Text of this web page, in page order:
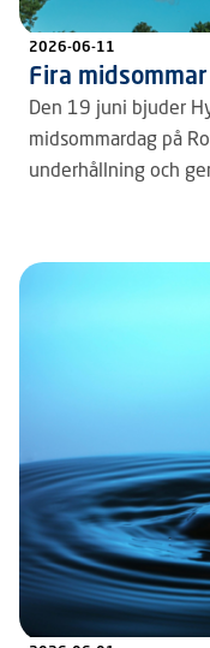
2026-06-11
Fira
Den 19 juni bjuder
midsommardag på
underhållning och